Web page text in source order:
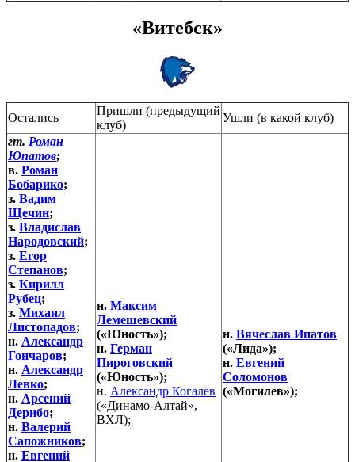
«Витебск»
Остались
Пришли (предыдущий
клуб)
Ушли (в какой клуб)
гт. Роман
Юпатов;
в. Роман
Бобарико;
з. Вадим
Щечин;
з. Владислав
Народовский;
з. Егор
Степанов;
з. Кирилл
Рубец;
з. Михаил
Листопадов;
н. Александр
Гончаров;
н. Александр
Левко;
н. Арсений
Дерибо;
н. Валерий
Сапожников;
н. Евгений
н. Максим
Лемешевский
(«Юность»);
н. Герман
Пироговский
(«Юность»);
н. Александр Когалев
(«Динамо-Алтай»,
ВХЛ);
н. Вячеслав Ипатов
(«Лида»);
н. Евгений
Соломонов
(«Могилев»);